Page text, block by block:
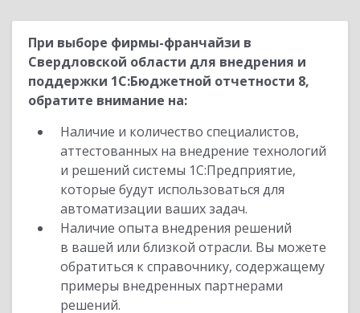
При выборе фирмы-франчайзи в
Свердловской области для внедрения и
поддержки 1С:Бюджетной отчетности 8,
обратите внимание на:
Наличие и количество специалистов,
аттестованных на внедрение технологий
и решений системы 1С:Предприятие,
которые будут использоваться для
автоматизации ваших задач.
Наличие опыта внедрения решений
в вашей или близкой отрасли. Вы можете
обратиться к справочнику, содержащему
примеры внедренных партнерами
решений.